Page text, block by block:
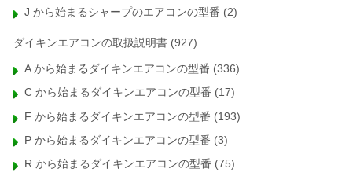
J から始まるシャープのエアコンの型番 (2)
ダイキンエアコンの取扱説明書 (927)
A から始まるダイキンエアコンの型番 (336)
C から始まるダイキンエアコンの型番 (17)
F から始まるダイキンエアコンの型番 (193)
P から始まるダイキンエアコンの型番 (3)
R から始まるダイキンエアコンの型番 (75)